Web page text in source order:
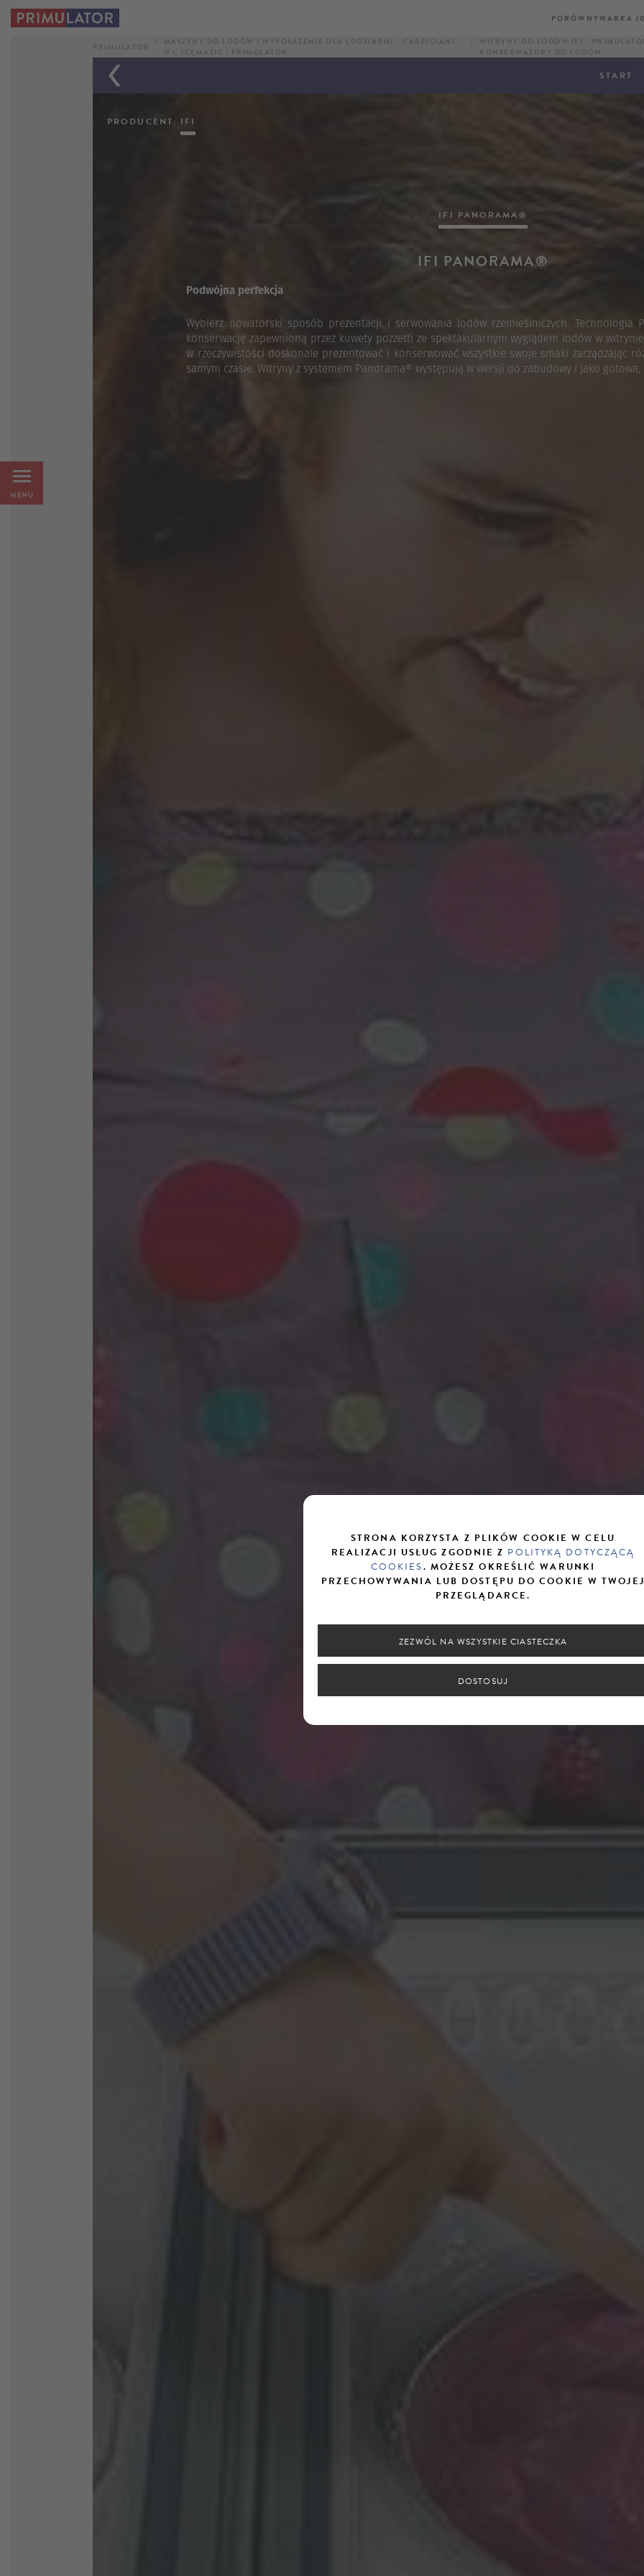
PORÓWNYWARKA
MENU
IFI
PANORAMA®
PRIMULATOR
MASZYNY DO LODÓW I WYPOSAŻENIE DLA LODZIARNI - CARPIGIANI,
IFI, ICEMATIC | PRIMULATOR
WITRYNY DO LODÓW IFI -
KONSERWATORY DO LODÓW
START
PRODUCENT: IFI
IFI PANORAMA®
IFI PANORAMA®
Podwójna perfekcja
Wybierz nowatorski sposób prezentacji i serwowania lodów rzemieślniczych. Technologia
konserwację zapewnioną przez kuwety pozzetti ze spektakularnym wyglądem lodów w
w rzeczywistości doskonale prezentować i konserwować wszystkie swoje smaki zarządzając
samym czasie. Witryny z systemem Panorama® występują w wersji do zabudowy i jako
STRONA KORZYSTA Z PLIKÓW COOKIE W CELU
REALIZACJI USŁUG ZGODNIE Z POLITYKĄ DOTYCZĄCĄ
COOKIES. MOŻESZ OKREŚLIĆ WARUNKI
PRZECHOWYWANIA LUB DOSTĘPU DO COOKIE W TWOJEJ
PRZEGLĄDARCE.
ZEZWÓL NA WSZYSTKIE CIASTECZKA
DOSTOSUJ